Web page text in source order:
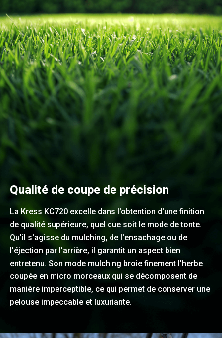
Qualité de coupe de précision
La Kress KC720 excelle dans l'obtention d'une finition
de qualité supérieure, quel que soit le mode de tonte.
Qu'il s'agisse du mulching, de l'ensachage ou de
l'éjection par l'arrière, il garantit un aspect bien
entretenu. Son mode mulching broie finement l'herbe
coupée en micro morceaux qui se décomposent de
manière imperceptible, ce qui permet de conserver une
pelouse impeccable et luxuriante.